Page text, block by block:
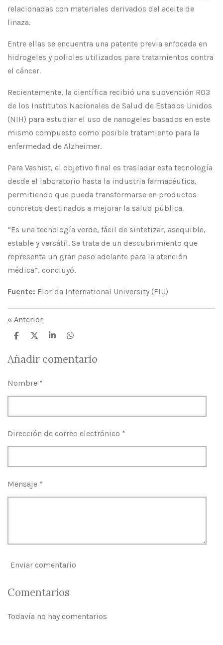
relacionadas con materiales derivados del aceite de
linaza.
Entre ellas se encuentra una patente previa enfocada en
hidrogeles y polioles utilizados para tratamientos contra
el cáncer.
Recientemente, la científica recibió una subvención R03
de los Institutos Nacionales de Salud de Estados Unidos
(NIH) para estudiar el uso de nanogeles basados en este
mismo compuesto como posible tratamiento para la
enfermedad de Alzheimer.
Para Vashist, el objetivo final es trasladar esta tecnología
desde el laboratorio hasta la industria farmacéutica,
permitiendo que pueda transformarse en productos
concretos destinados a mejorar la salud pública.
“Es una tecnología verde, fácil de sintetizar, asequible,
estable y versátil. Se trata de un descubrimiento que
representa un gran paso adelante para la atención
médica”, concluyó.
Fuente: Florida International University (FIU)
« Anterior
C
m
p
t
i
C
m
p
t
i
C
p
i
C
p
i
Añadir comentario
Nombre *
Dirección de correo electrónico *
Mensaje *
Enviar comentario
Comentarios
Todavía no hay comentarios